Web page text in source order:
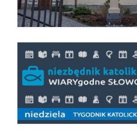
Pierwsza Komunia
Pierwsza Komunia
Boże Ciało
Galerie 2020
Uroczystość Św. Jakuba
Wizytacja Kanoniczna
Boże Ciało 2020